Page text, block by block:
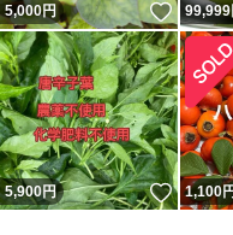
5,000円 いいね
99,999
5,900円 いい
1,100円